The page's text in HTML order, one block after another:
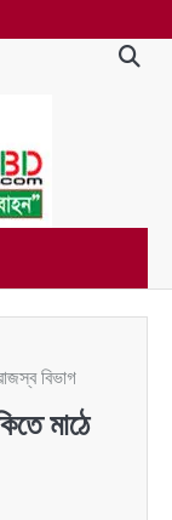
বিভাগ
মাঠে